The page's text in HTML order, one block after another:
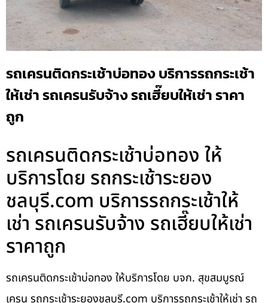
รถเครนติดกระเช้าบ่อทอง บริการรถกระเช้า
ให้เช่า รถเครนรับจ้าง รถเฮี๊ยบให้เช่า ราคา
ถูก
รถเครนติดกระเช้าบ่อทอง ให้
บริการโดย รถกระเช้าระยอง
ชลบุรี.com บริการรถกระเช้าให้
เช่า รถเครนรับจ้าง รถเฮี๊ยบให้เช่า
ราคาถูก
รถเครนติดกระเช้าบ่อทอง ให้บริการโดย บจก. สุขสมบูรณ์
เครน รถกระเช้าระยองชลบุรี.com บริการรถกระเช้าให้เช่า รถ